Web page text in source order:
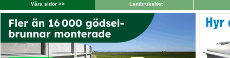
Våra sidor >> LantbruksNet